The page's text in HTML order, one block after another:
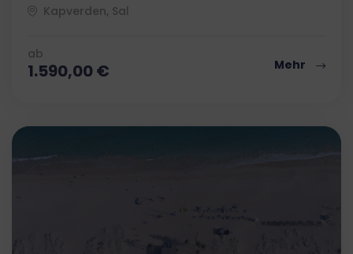
Kapverden, Sal
ab
1.590,00€ Mehr